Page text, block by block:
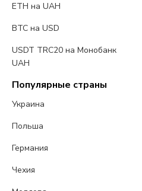
ETH на UAH
BTC на USD
USDT TRC20 на Монобанк
UAH
Популярные страны
Украина
Польша
Германия
Чехия